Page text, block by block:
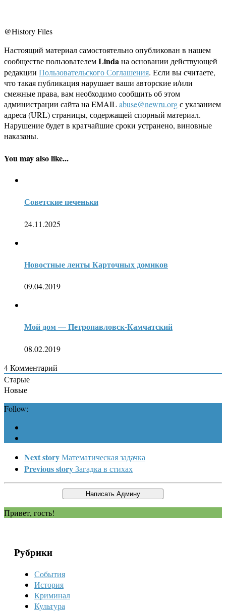
@History Files
Настоящий материал самостоятельно опубликован в нашем
сообществе пользователемLindaна основании действующей
редакции Пользовательского Соглашения. Если вы считаете,
что такая публикация нарушает ваши авторские и/или
смежные права, вам необходимо сообщить об этом
администрации сайта на EMAILabuse@newru.orgс указанием
адреса (URL) страницы, содержащей спорный материал.
Нарушение будет в кратчайшие сроки устранено, виновные
наказаны.
You may also like...
Советские печеньки
24.11.2025
Новостные ленты Карточных домиков
09.04.2019
Мой дом — Петропавловск-Камчатский
08.02.2019
4Комментарий
Старые
Новые
Follow:
Next storyМатематическая задачка
Previous storyЗагадка в стихах
Привет, гость!
Рубрики
События
История
Криминал
Культура